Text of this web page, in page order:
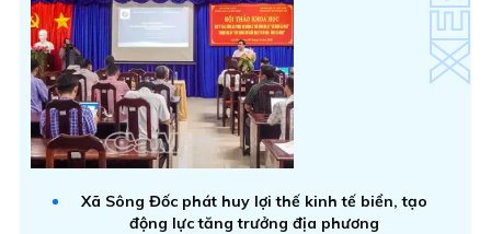
Xã Sông Đốc phát huy lợi thế kinh tế biển, tạo
động lực tăng trưởng địa phương